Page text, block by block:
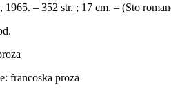
– 352 str. ; 17 cm. – (Sto
francoska proza